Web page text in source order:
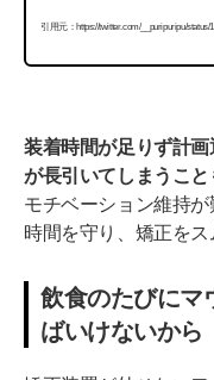
引用元：https://twitter.com/__puripuripu/status/
装着時間が足りず計
が長引いてしまうこ
モチベーション維持
時間を守り、矯正をス
飲食のたびにマ
ばいけないから